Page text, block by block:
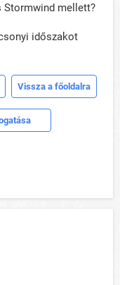
Stormwind mellett?
időszakot
Vissza a főoldalra